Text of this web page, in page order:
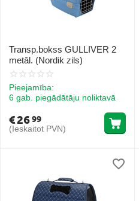
Transp.bokss GULLIVER 2
metāl. (Nordik zils)
Pieejamība:
6 gab. piegādātāju noliktavā
€2699
(Ieskaitot PVN)